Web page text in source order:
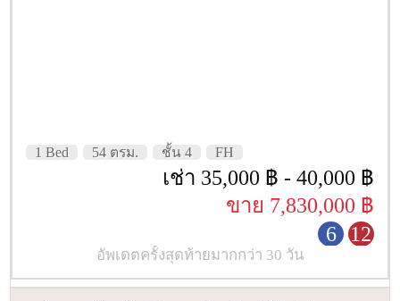
1 Bed 54 ตรม. ชั้น 4 FH
เช่า 35,000 ฿ - 40,000 ฿
ขาย 7,830,000 ฿
6
12
อัพเดตครั้งสุดท้ายมากกว่า 30 วัน